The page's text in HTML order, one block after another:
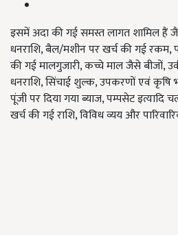
इसमें अदा की गई समस्त लागत शामिल हैं
धनराशि,बैल/मशीन पर खर्च की गई रकम,
की गई मालगुजारी,कच्चे माल जैसे बीजों,
धनराशि,सिंचाई शुल्क,उपकरणों एवं कृषि
पूंजी पर दिया गया ब्याज,पम्पसेट इत्यादि
खर्च की गई राशि,विविध व्यय और